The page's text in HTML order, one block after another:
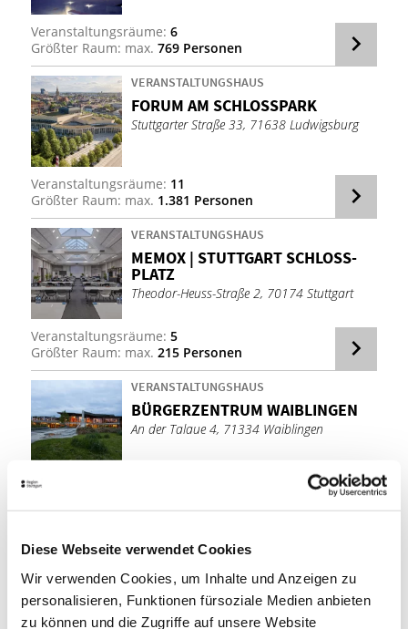
Diese Webseite verwendet Cookies
Wir verwenden Cookies, um Inhalte und Anzeigen zu
personalisieren, Funktionen fürsoziale Medien anbieten
zu können und die Zugriffe auf unsere Website
Veranstaltungsräume: 6
Größter Raum: max. 769 Personen
VERANSTALTUNGSHAUS
FO­RUM AM SCHLOSS­PARK
Stuttgarter Straße 33, 71638 Ludwigsburg
Veranstaltungsräume: 11
Größter Raum: max. 1.381 Personen
VERANSTALTUNGSHAUS
MEM­OX | STUTT­GART SCHLOSS­
PLATZ
Theodor-Heuss-Straße 2, 70174 Stuttgart
Veranstaltungsräume: 5
Größter Raum: max. 215 Personen
VERANSTALTUNGSHAUS
BÜR­GER­ZEN­TRUM WAIB­LIN­GEN
An der Talaue 4, 71334 Waiblingen
Veranstaltungsräume:
Ebershaldenstraße 12, 73728 Esslingen am
Neckar